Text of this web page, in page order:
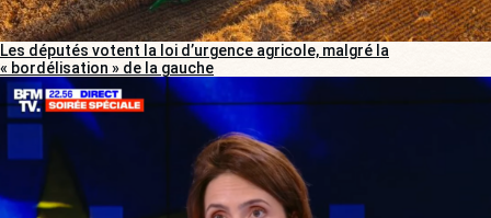
Les députés votent la loi d’urgence agricole, malgré la
« bordélisation » de la gauche